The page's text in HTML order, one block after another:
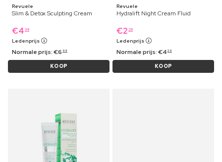
Revuele
Slim & Detox Sculpting Cream
€4 39
Ledenprijs
Normale prijs:€6 99
KOOP
Revuele
Hydralift Night Cream Fluid
€2 29
Ledenprijs
Normale prijs:€4 29
KOOP